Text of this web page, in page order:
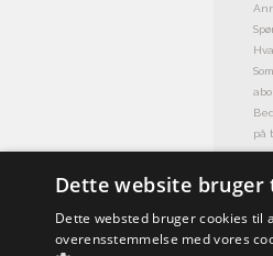
på
Dette website bruger
Dette websted bruger cookies til
overensstemmelse med vores